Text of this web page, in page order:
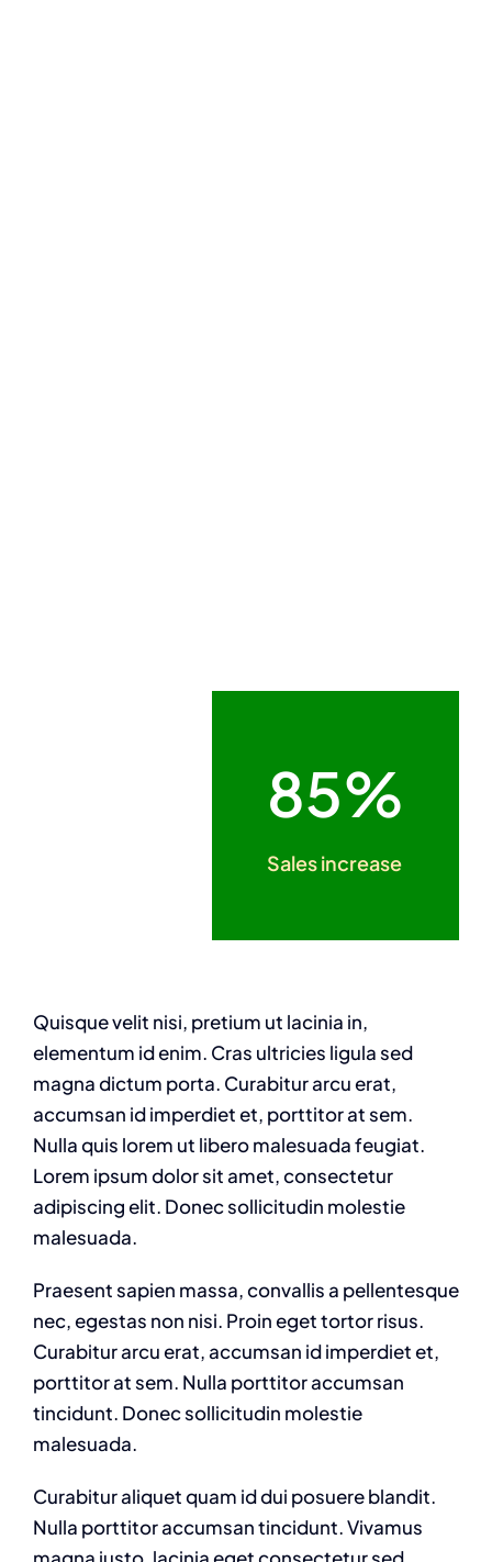
85%
Sales increase
Quisque velit nisi, pretium ut lacinia in,
elementum id enim. Cras ultricies ligula sed
magna dictum porta. Curabitur arcu erat,
accumsan id imperdiet et, porttitor at sem.
Nulla quis lorem ut libero malesuada feugiat.
Lorem ipsum dolor sit amet, consectetur
adipiscing elit. Donec sollicitudin molestie
malesuada.
Praesent sapien massa, convallis a pellentesque
nec, egestas non nisi. Proin eget tortor risus.
Curabitur arcu erat, accumsan id imperdiet et,
porttitor at sem. Nulla porttitor accumsan
tincidunt. Donec sollicitudin molestie
malesuada.
Curabitur aliquet quam id dui posuere blandit.
Nulla porttitor accumsan tincidunt. Vivamus